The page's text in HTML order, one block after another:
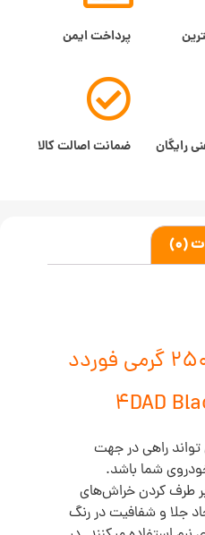
پرداخت ایمن
رایگان ضمانت اصالت کالا
(0)
پولیش مشکی 250 گرمی فوردد
4DAD
راهی در جهت
شما باشد.
طرف کردن خراش‌های
جلا و شفافیت در رنگ